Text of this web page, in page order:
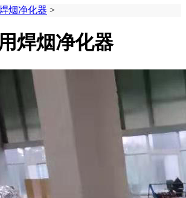
烟净化器 >
焊烟净化器